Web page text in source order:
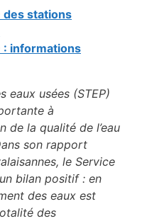
des stations
: informations
eaux usées (STEP)
à
de la qualité de l’eau
son rapport
le Service
bilan positif : en
des eaux est
des